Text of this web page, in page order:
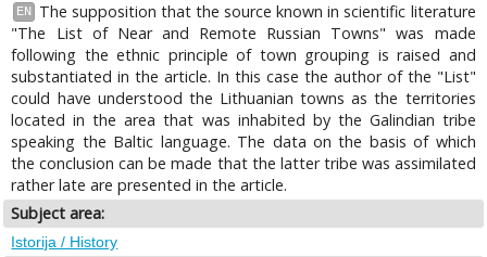
EN
The supposition that the source known in scientific literature
"The List of Near and Remote Russian Towns" was made
following the ethnic principle of town grouping is raised and
substantiated in the article. In this case the author of the "List"
could have understood the Lithuanian towns as the territories
located in the area that was inhabited by the Galindian tribe
speaking the Baltic language. The data on the basis of which
the conclusion can be made that the latter tribe was assimilated
rather late are presented in the article.
Subject area:
Istorija / History